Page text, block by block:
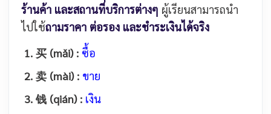
ร้านค้า และสถานที่บริการต่างๆ ผู้เรียนสามารถนำ
ไปใช้ถามราคา ต่อรอง และชำระเงินได้จริง
1. 买 (mǎi) : ซื้อ
2. 卖 (mài) : ขาย
3. 钱 (qián) : เงิน